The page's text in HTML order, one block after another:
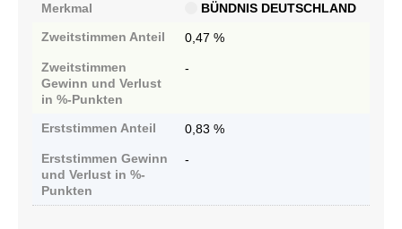
Merkmal
BÜNDNIS DEUTSCHLAND
Zweitstimmen Anteil 0,47 %
Zweitstimmen
Gewinn und Verlust
in %-Punkten
-
Erststimmen Anteil 0,83 %
Erststimmen Gewinn
und Verlust in %-
Punkten
-